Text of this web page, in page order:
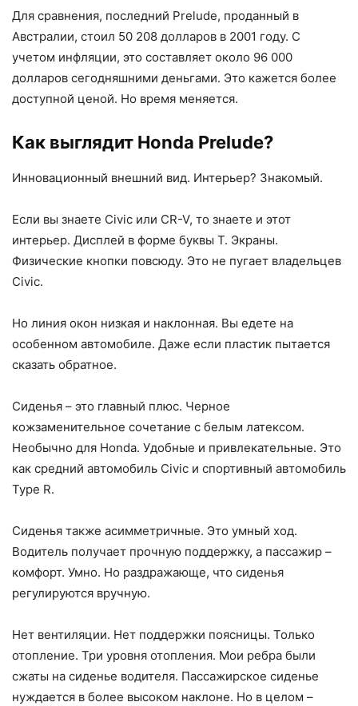
Для сравнения, последний Prelude, проданный в
Австралии, стоил 50 208 долларов в 2001 году. С
учетом инфляции, это составляет около 96 000
долларов сегодняшними деньгами. Это кажется более
доступной ценой. Но время меняется.
Как выглядит Honda Prelude?
Инновационный внешний вид. Интерьер? Знакомый.
Если вы знаете Civic или CR-V, то знаете и этот
интерьер. Дисплей в форме буквы T. Экраны.
Физические кнопки повсюду. Это не пугает владельцев
Civic.
Но линия окон низкая и наклонная. Вы едете на
особенном автомобиле. Даже если пластик пытается
сказать обратное.
Сиденья – это главный плюс. Черное
кожзаменительное сочетание с белым латексом.
Необычно для Honda. Удобные и привлекательные. Это
как средний автомобиль Civic и спортивный автомобиль
Type R.
Сиденья также асимметричные. Это умный ход.
Водитель получает прочную поддержку, а пассажир –
комфорт. Умно. Но раздражающе, что сиденья
регулируются вручную.
Нет вентиляции. Нет поддержки поясницы. Только
отопление. Три уровня отопления. Мои ребра были
сжаты на сиденье водителя. Пассажирское сиденье
нуждается в более высоком наклоне. Но в целом –